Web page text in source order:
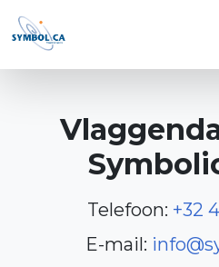
Telefoon: +32
E-mail: